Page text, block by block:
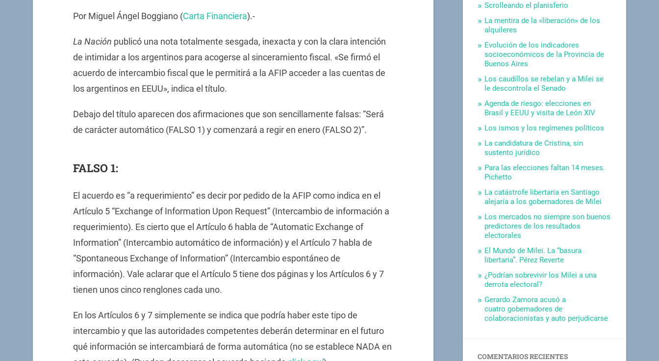
Por Miguel Ángel Boggiano (Carta Financiera).-
La Nación publicó una nota totalmente sesgada, inexacta y con la clara intención
de intimidar a los argentinos para acogerse al sinceramiento fiscal. «Se firmó el
acuerdo de intercambio fiscal que le permitirá a la AFIP acceder a las cuentas de
los argentinos en EEUU», indica el título.
Debajo del título aparecen dos afirmaciones que son sencillamente falsas: “Será
de carácter automático (FALSO 1) y comenzará a regir en enero (FALSO 2)”.
FALSO 1:
El acuerdo es “a requerimiento” es decir por pedido de la AFIP como indica en el
Artículo 5 “Exchange of Information Upon Request” (Intercambio de información a
requerimiento). Es cierto que el Artículo 6 habla de “Automatic Exchange of
Information” (Intercambio automático de información) y el Artículo 7 habla de
“Spontaneous Exchange of Information” (Intercambio espontáneo de
información). Vale aclarar que el Artículo 5 tiene dos páginas y los Artículos 6 y 7
tienen unos cinco renglones cada uno.
En los Artículos 6 y 7 simplemente se indica que podría haber este tipo de
intercambio y que las autoridades competentes deberán determinar en el futuro
qué información se intercambiará de forma automática (no se establece NADA en
Scrolleando el planisferio
La mentira de la «liberación» de los
alquileres
Evolución de los indicadores
socioeconómicos de la Provincia de
Buenos Aires
Los caudillos se rebelan y a Milei se
le descontrola el Senado
Agenda de riesgo: elecciones en
Brasil y EEUU y visita de León XIV
Los ismos y los regímenes políticos
La candidatura de Cristina, sin
sustento jurídico
Para las elecciones faltan 14 meses.
Pichetto
La catástrofe libertaria en Santiago
alejaría a los gobernadores de Milei
Los mercados no siempre son buenos
predictores de los resultados
electorales
El Mundo de Milei. La “basura
libertaria”. Pérez Reverte
¿Podrían sobrevivir los Milei a una
derrota electoral?
Gerardo Zamora acusó a
cuatro gobernadores de
colaboracionistas y auto perjudicarse
COMENTARIOS RECIENTES